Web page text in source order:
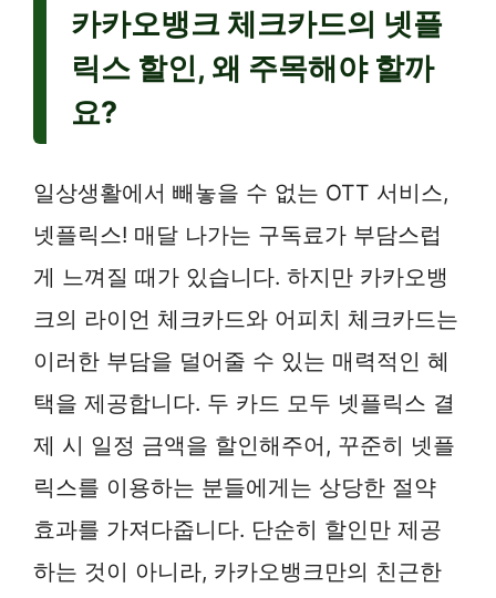
카카오뱅크 체크카드의 넷플
릭스 할인, 왜 주목해야 할까
요?
일상생활에서 빼놓을 수 없는 OTT 서비스,
넷플릭스! 매달 나가는 구독료가 부담스럽
게 느껴질 때가 있습니다. 하지만 카카오뱅
크의 라이언 체크카드와 어피치 체크카드는
이러한 부담을 덜어줄 수 있는 매력적인 혜
택을 제공합니다. 두 카드 모두 넷플릭스 결
제 시 일정 금액을 할인해주어, 꾸준히 넷플
릭스를 이용하는 분들에게는 상당한 절약
효과를 가져다줍니다. 단순히 할인만 제공
하는 것이 아니라, 카카오뱅크만의 친근한